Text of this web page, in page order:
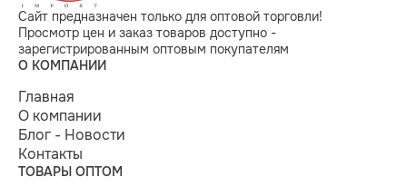
Сайт предназначен только для оптовой торговли!
Просмотр цен и заказ товаров доступно -
зарегистрированным оптовым покупателям
О КОМПАНИИ
Главная
О компании
Блог - Новости
Контакты
ТОВАРЫ ОПТОМ